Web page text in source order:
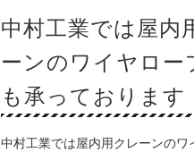
とのこと …
中村工業では屋内
ーンのワイヤロー
も承っております
中村工業では屋内用クレーンのワ